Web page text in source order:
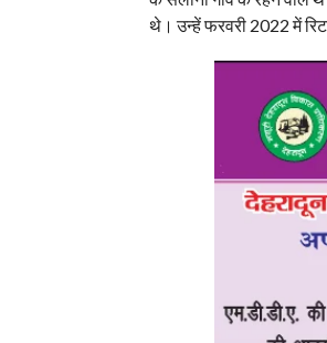
थे। उन्हें फरवरी 2022 में